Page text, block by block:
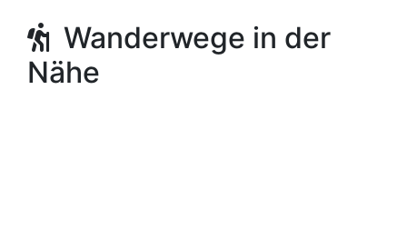
Wanderwege in der
Nähe